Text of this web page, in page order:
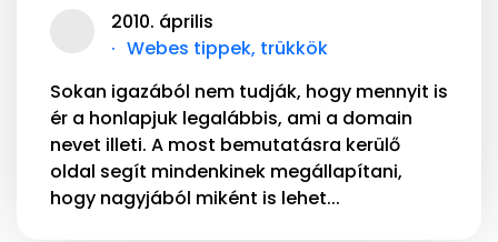
2010. április
Webes tippek, trükkök
Sokan igazából nem tudják, hogy mennyit is
ér a honlapjuk legalábbis, ami a domain
nevet illeti. A most bemutatásra kerülő
oldal segít mindenkinek megállapítani,
hogy nagyjából miként is lehet...